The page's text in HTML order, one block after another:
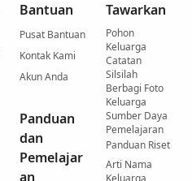
Bantuan
Pusat Bantuan
Kontak Kami
Akun Anda
Panduan
dan
Pemelajar
an
Tawarkan
Pohon
Keluarga
Catatan
Silsilah
Berbagi Foto
Keluarga
Sumber Daya
Pemelajaran
Panduan Riset
Arti Nama
Keluarga